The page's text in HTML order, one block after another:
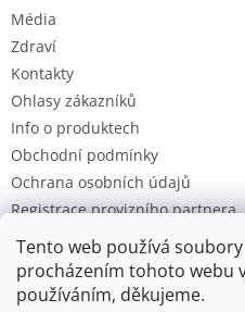
Tento web používá
procházením tohoto webu
používáním, děkujeme.
Média
Zdraví
Kontakty
Ohlasy zákazníků
Info o produktech
Obchodní podmínky
Ochrana osobních údajů
Registrace provizního partnera
Provizní systém